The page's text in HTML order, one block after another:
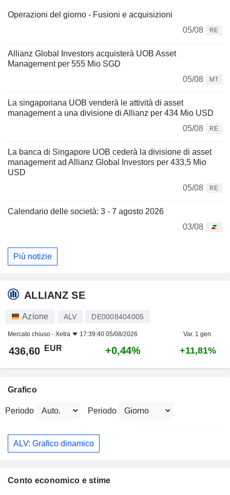
Operazioni del giorno - Fusioni e acquisizioni
05/08
RE
Allianz Global Investors acquisterà UOB Asset
Management per 555 Mio SGD
05/08
MT
La singaporiana UOB venderà le attività di asset
management a una divisione di Allianz per 434 Mio USD
05/08
RE
La banca di Singapore UOB cederà la divisione di asset
management ad Allianz Global Investors per 433,5 Mio
USD
05/08
RE
Calendario delle società: 3 - 7 agosto 2026
03/08
Più notizie
ALLIANZ SE
Azione ALV DE0008404005
Mercato chiuso - Xetra 17:39:40 05/08/2026 Var. 1 gen.
436,60 EUR +0,44% +11,81%
Grafico
Periodo Periodo
ALV: Grafico dinamico
Conto economico e stime